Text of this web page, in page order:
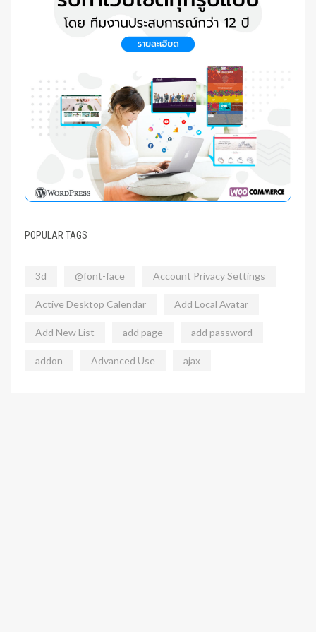
POPULAR TAGS
3d @font-face Account Privacy Settings
Active Desktop Calendar Add Local Avatar
Add New List add page add password
addon Advanced Use ajax